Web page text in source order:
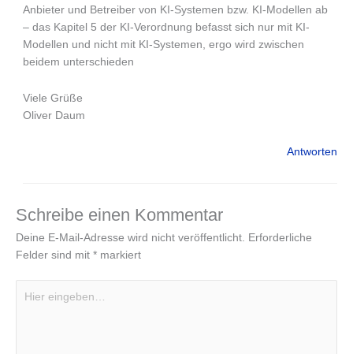
Anbieter und Betreiber von KI-Systemen bzw. KI-Modellen ab
– das Kapitel 5 der KI-Verordnung befasst sich nur mit KI-
Modellen und nicht mit KI-Systemen, ergo wird zwischen
beidem unterschieden
Viele Grüße
Oliver Daum
Antworten
Schreibe einen Kommentar
Deine E-Mail-Adresse wird nicht veröffentlicht. Erforderliche
Felder sind mit * markiert
eingeben…